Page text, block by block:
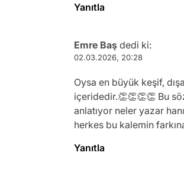
Yanıtla
Emre Baş dedi ki:
02.03.2026, 20:28
Oysa en büyük keşif,
içeridedir.👏👏👏👏 Bu
anlatıyor neler yazar
herkes bu kalemin
Yanıtla